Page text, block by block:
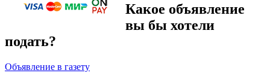
Какое объявление
вы бы хотели
подать?
Объявление в газету